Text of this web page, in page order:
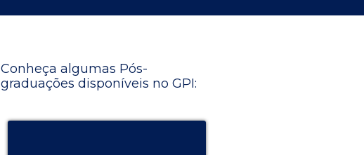
Conheça algumas Pós-
graduações disponíveis no GPI: